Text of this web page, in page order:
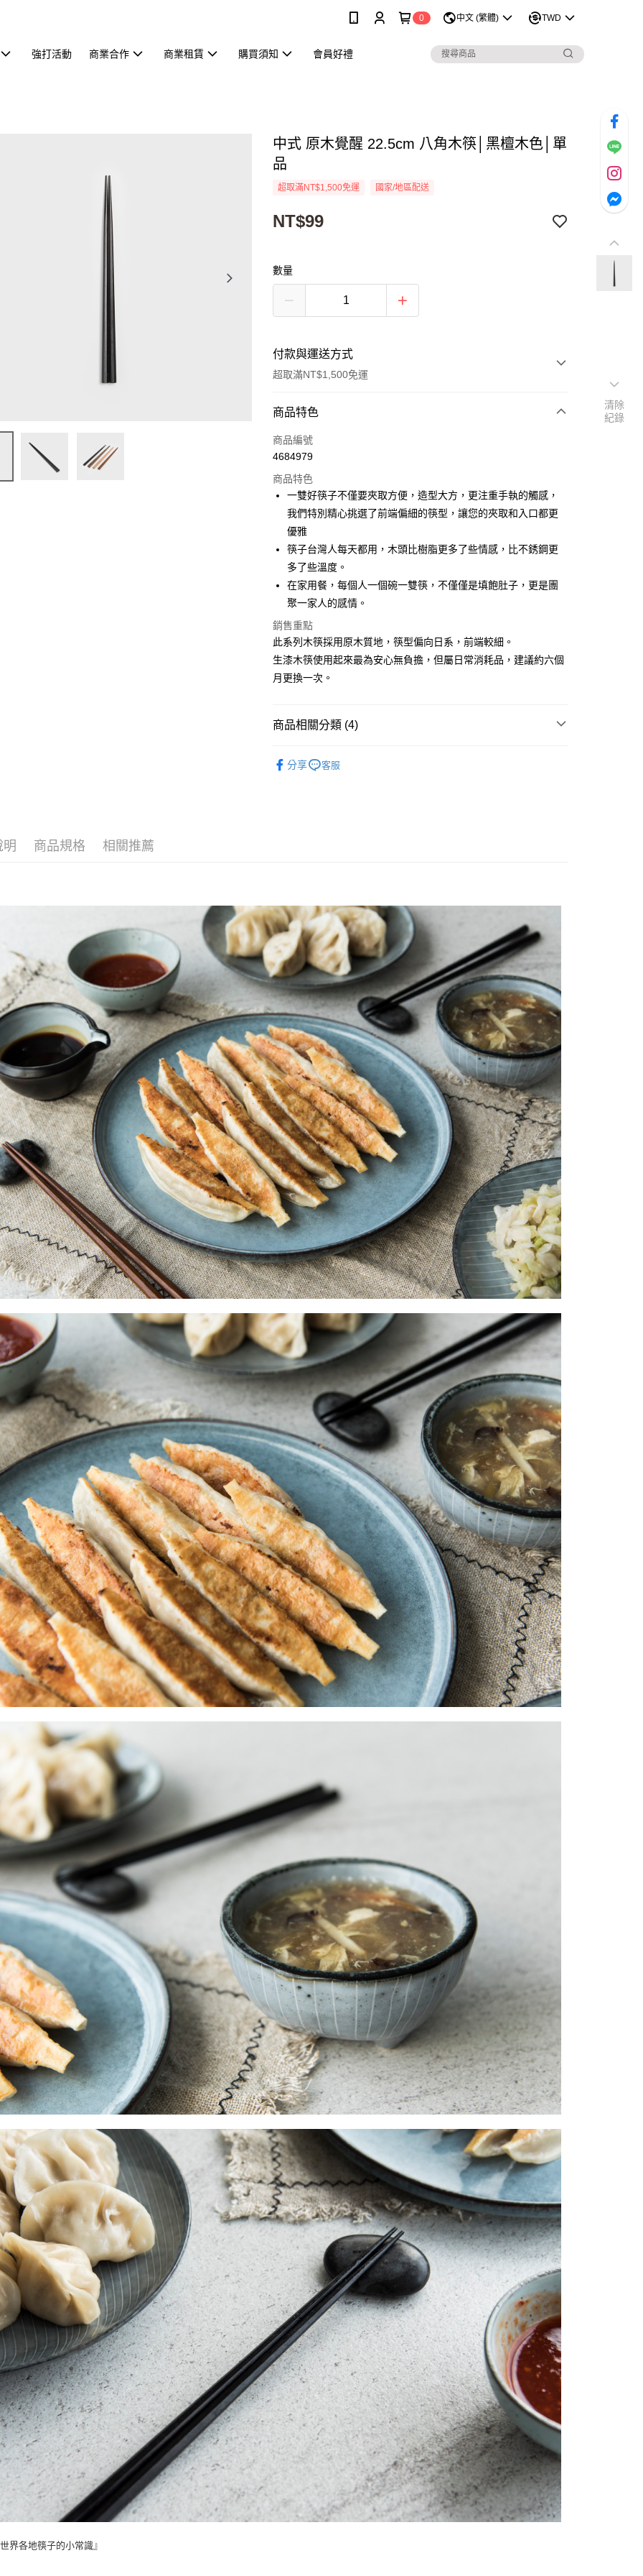
0 中文 (繁體) TWD
強打活動 商業合作 商業租賃 購買須知 會員好禮
中式 原木覺醒 22.5cm 八角木筷│黑檀木色│單
品
超取滿NT$1,500免運 國家/地區配送
NT$99
數量
付款與運送方式
超取滿NT$1,500免運
付款方式
信用卡一次付款
Apple Pay
街口支付
悠遊付
AFTEE先享後付
相關說明
【關於「AFTEE先享後付」】
便利好安心！
１．簡單：不需註冊會員、不需綁卡、不需儲值。
２．便利：只要手機號碼，簡訊認證，即可結帳。
３．安心：先確認商品／服務後，再付款。
付」結帳頁面，進行簡訊認證並確認金額後，即可完成結帳。
２．訂單成立數日內，您將收到繳費通知簡訊。
／ATM／網路銀行／等多元方式進行付款，方視為交易完成。
※ 請注意：結帳手續完成當下不需立刻繳費，但若您需要取消訂單，請聯
２．關於個人資料處理事宜，請瀏覽以下網址：
https://aftee.tw/terms/#terms3
３．未成年的使用者請事先徵得法定代理人或監護人之同意方可使用
「AFTEE先享後付」，若未經同意申辦者引起之損失，本公司不負相關責
任。
４．使用「AFTEE先享後付」時，將依據個別帳號之用戶狀況，依本公司
即時審查核予不同之上限額度；若仍有額度不足之情形，本公司將視審查
結果請求用戶進行身份認證。
５．嚴禁一人註冊多個帳號或使用他人資訊註冊。若發現惡意使用之情
形，恩沛科技股份有限公司將有權停止該用戶之使用額度並採取法律行
動。
運送方式
全家取貨付款
7-11取貨付款
商品特色
商品編號
4684979
商品特色
一雙好筷子不僅要夾取方便，造型大方，更注重手執的觸感，
我們特別精心挑選了前端偏細的筷型，讓您的夾取和入口都更
優雅
筷子台灣人每天都用，木頭比樹脂更多了些情感，比不銹鋼更
多了些溫度。
在家用餐，每個人一個碗一雙筷，不僅僅是填飽肚子，更是團
聚一家人的感情。
銷售重點
此系列木筷採用原木質地，筷型偏向日系，前端較細。
生漆木筷使用起來最為安心無負擔，但屬日常消耗品，建議約六個
月更換一次。
商品相關分類 (4)
分享 客服
明 商品規格 相關推薦
界各地筷子的小常識』
清除
紀錄